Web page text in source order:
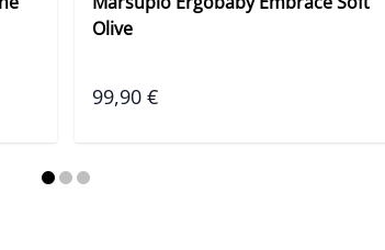
Olive
99,90 €